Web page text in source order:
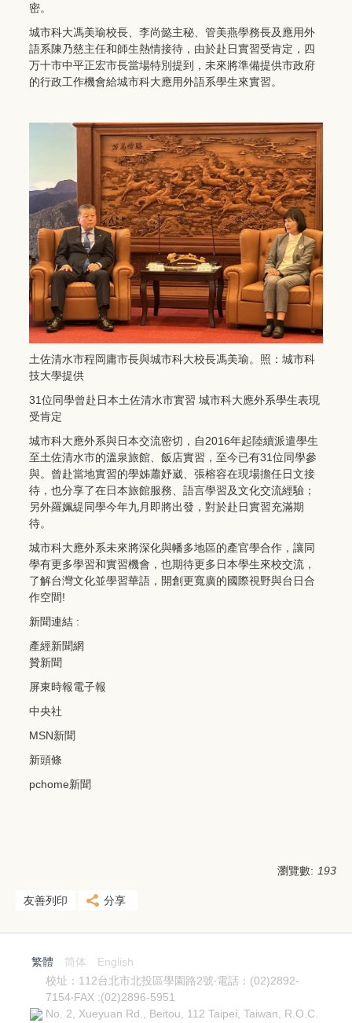
密。
城市科大馮美瑜校長、李尚懿主秘、管美燕學務長及應用外
語系陳乃慈主任和師生熱情接待，由於赴日實習受肯定，四
万十市中平正宏市長當場特別提到，未來將準備提供市政府
的行政工作機會給城市科大應用外語系學生來實習。
土佐清水市程岡庸市長與城市科大校長馮美瑜。照：城市科
技大學提供
31位同學曾赴日本土佐清水市實習 城市科大應外系學生表現
受肯定
城市科大應外系與日本交流密切，自2016年起陸續派遣學生
至土佐清水市的溫泉旅館、飯店實習，至今已有31位同學參
與。曾赴當地實習的學姊蕭妤崴、張榕容在現場擔任日文接
待，也分享了在日本旅館服務、語言學習及文化交流經驗；
另外羅姵緹同學今年九月即將出發，對於赴日實習充滿期
待。
城市科大應外系未來將深化與幡多地區的產官學合作，讓同
學有更多學習和實習機會，也期待更多日本學生來校交流，
了解台灣文化並學習華語，開創更寬廣的國際視野與台日合
作空間!
新聞連結 :
產經新聞網
贊新聞
屏東時報電子報
中央社
MSN新聞
新頭條
pchome新聞
瀏覽數: 193
友善列印 分享
繁體 简体
English
校址：112台北市北投區學園路2號‧電話：(02)2892-
7154‧FAX :(02)2896-5951
No. 2, Xueyuan Rd., Beitou, 112 Taipei, Taiwan, R.O.C.